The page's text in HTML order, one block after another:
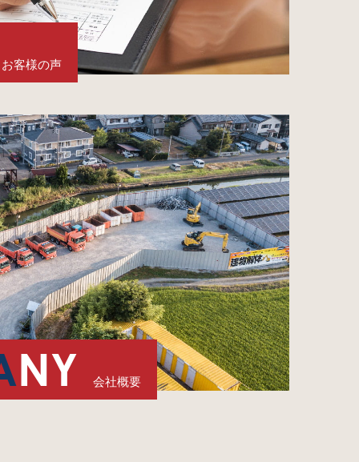
お客様の声
NY 会社概要